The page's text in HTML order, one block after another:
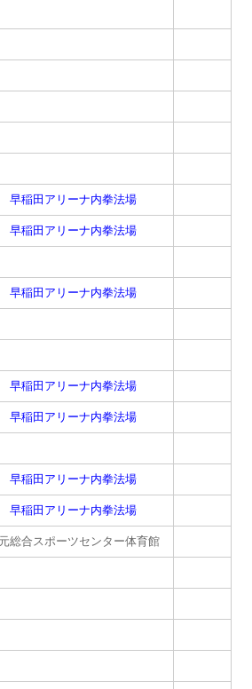
早稲田アリーナ内拳法場
早稲田アリーナ内拳法場
早稲田アリーナ内拳法場
早稲田アリーナ内拳法場
早稲田アリーナ内拳法場
早稲田アリーナ内拳法場
早稲田アリーナ内拳法場
総合スポーツセンター体育館